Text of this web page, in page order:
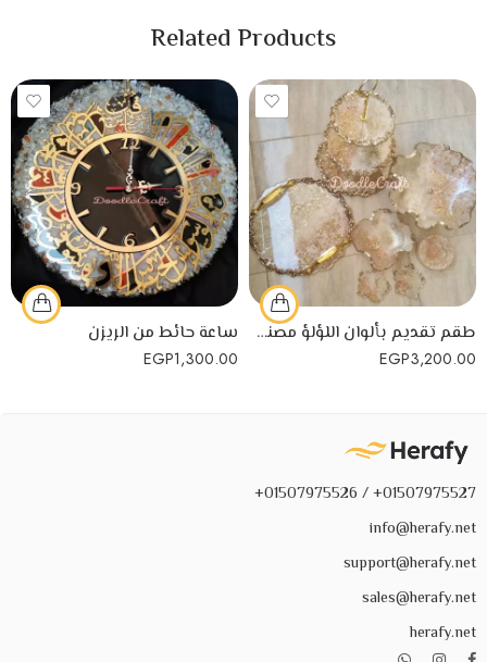
Related Products
طقم تقديم بألوان اللؤلؤ مصنوع يدويًا من الريزن
EGP3,200.00
ساعة حائط من الريزن
EGP1,300.00
01507975527+ / 01507975526+
info@herafy.net
support@herafy.net
sales@herafy.net
herafy.net